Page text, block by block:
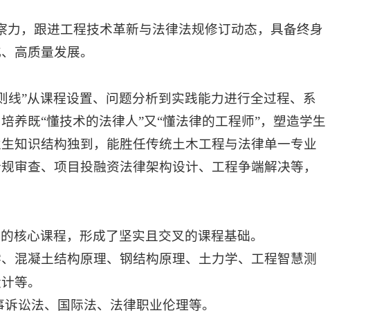
，跟进工程技术革新与法律法规修订动态，具备终身
高质量发展。
线”从课程设置、问题分析到实践能力进行全过程、系
养既“懂技术的法律人”又“懂法律的工程师”，塑造学生
知识结构独到，能胜任传统土木工程与法律单一专业
审查、项目投融资法律架构设计、工程争端解决‌等，
核心课程，形成了坚实且交叉的课程基础。
混凝土结构原理、钢结构原理、土力学、工程智慧测
等。
讼法、国际法、法律职业伦理等。